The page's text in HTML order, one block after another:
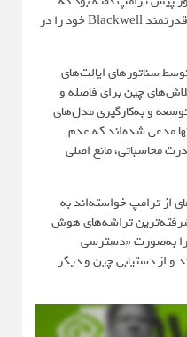
ممکن است اجازه بدهد انویدیا تراشه قدرتمند Blackwell خود را در
سناتورهای ایالت‌های
چین برای فاصله و
و به‌کارگیری مدل‌های
مدعی شده‌اند که عدم
محاسباتی، مانع اصلی
از ترامپ خواسته‌اند به
تراشه‌های هوش
به‌صورت «دسترسی
و از دستیابی چین و دیگر